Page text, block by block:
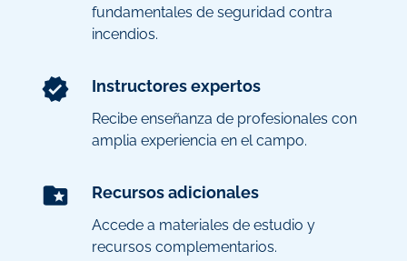
fundamentales de seguridad contra
incendios.
Instructores expertos
Recibe enseñanza de profesionales con
amplia experiencia en el campo.
Recursos adicionales
Accede a materiales de estudio y
recursos complementarios.